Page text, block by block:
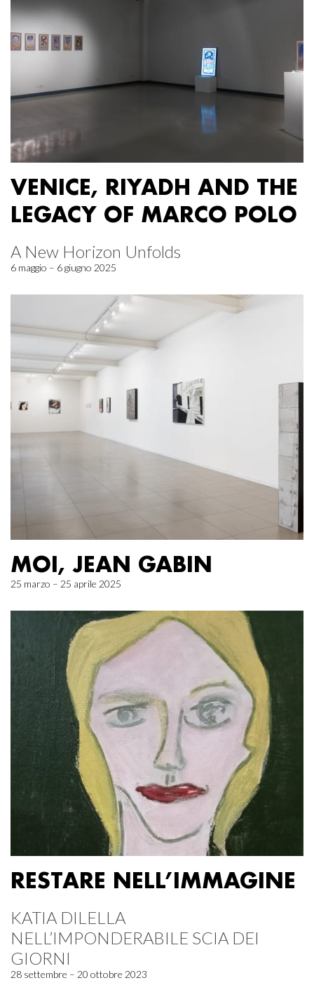
VENICE, RIYADH AND THE
LEGACY OF MARCO POLO
A New Horizon Unfolds
6 maggio – 6 giugno 2025
MOI, JEAN GABIN
25 marzo – 25 aprile 2025
RESTARE NELL’IMMAGINE
KATIA DILELLA
NELL’IMPONDERABILE SCIA DEI
GIORNI
28 settembre – 20 ottobre 2023